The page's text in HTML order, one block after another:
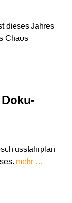
dieses Jahres
Chaos
mehr …